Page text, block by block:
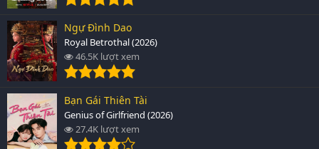
Ngự Đình Dao
Royal Betrothal (2026)
46.5K lượt xem
Bạn Gái Thiên Tài
Genius of Girlfriend (2026)
27.4K lượt xem